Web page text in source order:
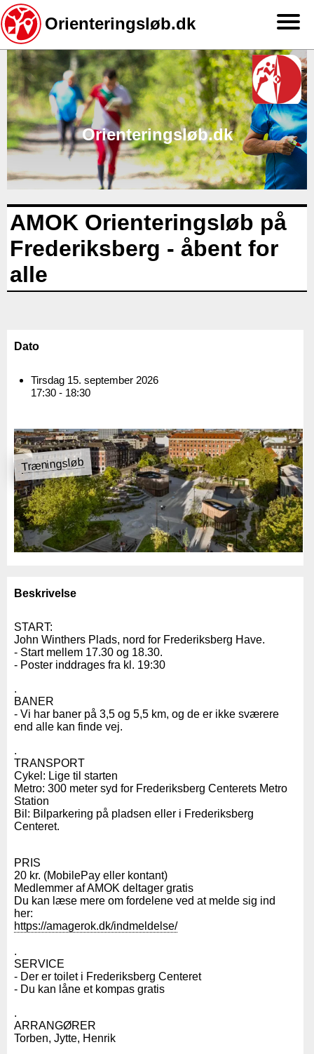
Gå
til
hovedindhold
Orienteringsløb.dk
Orienteringsløb.dk
AMOK Orienteringsløb på
Frederiksberg - åbent for
alle
Dato
Tirsdag 15. september 2026
17:30 - 18:30
Træningsløb
Beskrivelse
START:
John Winthers Plads, nord for Frederiksberg Have.
- Start mellem 17.30 og 18.30.
- Poster inddrages fra kl. 19:30
.
BANER
- Vi har baner på 3,5 og 5,5 km, og de er ikke sværere
end alle kan finde vej.
.
TRANSPORT
Cykel: Lige til starten
Metro: 300 meter syd for Frederiksberg Centerets Metro
Station
Bil: Bilparkering på pladsen eller i Frederiksberg
Centeret.
PRIS
20 kr. (MobilePay eller kontant)
Medlemmer af AMOK deltager gratis
Du kan læse mere om fordelene ved at melde sig ind
her:
https://amagerok.dk/indmeldelse/
.
SERVICE
- Der er toilet i Frederiksberg Centeret
- Du kan låne et kompas gratis
.
ARRANGØRER
Torben, Jytte, Henrik